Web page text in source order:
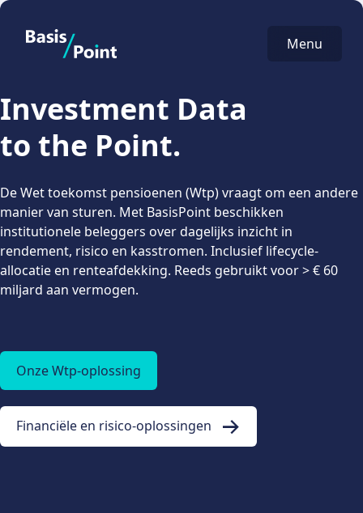
BasisPoint Menu
Investment Data
to the Point.
De Wet toekomst pensioenen (Wtp) vraagt om een andere
manier van sturen. Met BasisPoint beschikken
institutionele beleggers over dagelijks inzicht in
rendement, risico en kasstromen. Inclusief lifecycle-
allocatie en renteafdekking. Reeds gebruikt voor > € 60
miljard aan vermogen.
Onze Wtp-oplossing
Financiële en risico-oplossingen